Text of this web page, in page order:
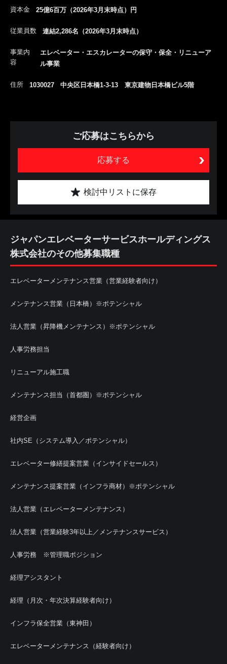
資本金 25億6百万（2026年3月末時点）円
従業員数 連結2,286名（2026年3月末時点）
事業内
容
エレベーター・エスカレーターの保守・保全・リニューア
ル事業
住所 1030027 中央区日本橋1-3-13 東京建物日本橋ビル5階
ご応募はこちらから
応募する
検討中リストに保存
ジャパンエレベーターサービスホールディングス
株式会社のその他募集職種
エレベーターメンテナンス営業（営業経験者向け）
メンテナンス営業（日本橋）※ポテンシャル
法人営業（昇降機メンテナンス）※ポテンシャル
人事労務担当
リニューアル施工職
メンテナンス担当（首都圏）※ポテンシャル
経営企画
社内SE（システム導入／ポテンシャル）
エレベーター修繕提案営業（インサイドセールス）
メンテナンス提案営業（インフラ商材）※ポテンシャル
法人営業（エレベーターメンテナンス）
法人営業（営業経験3年以上／メンテナンスサービス）
人事労務 ※管理職ポジション
経理アシスタント
経理（月次・年次決算経験者向け）
インフラ保全営業（東神田）
エレベーターメンテナンス（経験者向け）